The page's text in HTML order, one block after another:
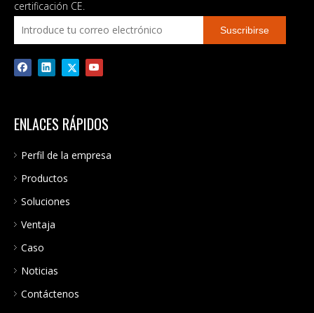
RGB Luz 60-450VDC PV
Salida dual 230VAC On/off
Grid 6.2KW 48V Inversor
certificación CE.
Suscribirse
ENLACES RÁPIDOS
Perfil de la empresa
Productos
Soluciones
Ventaja
Caso
Noticias
Contáctenos